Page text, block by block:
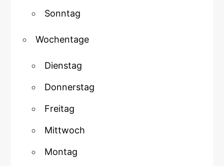
Sonntag
Wochentage
Dienstag
Donnerstag
Freitag
Mittwoch
Montag